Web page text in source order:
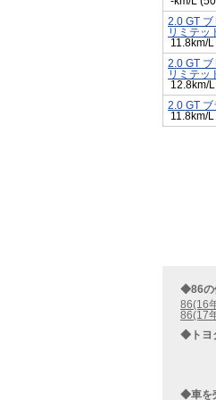
2.0 GT
リミテッ
11.8km/
2.0 GT
リミテッ
12.8km/
2.0 GT
11.8km/
◆86の
86(16
86(17
◆トヨ
◆車を